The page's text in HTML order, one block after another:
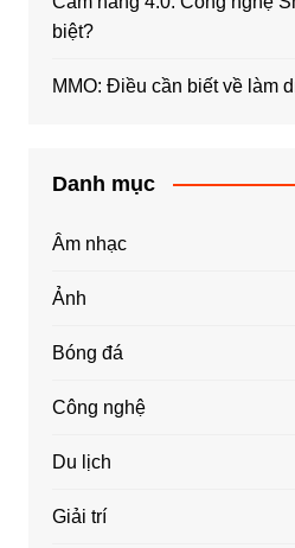
biệt?
MMO: Điều cần biết về làm
Danh mục
Âm nhạc
Ảnh
Bóng đá
Công nghệ
Du lịch
Giải trí